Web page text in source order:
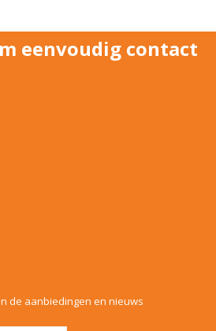
eenvoudig contact
de aanbiedingen en nieuws